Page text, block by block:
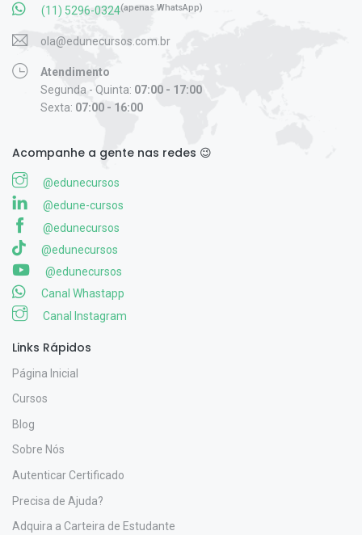
(11) 5296-0324(apenas WhatsApp)
ola@edunecursos.com.br
Atendimento
Segunda - Quinta: 07:00 - 17:00
Sexta: 07:00 - 16:00
Acompanhe a gente nas redes 😉
@edunecursos
@edune-cursos
@edunecursos
@edunecursos
@edunecursos
Canal Whastapp
Canal Instagram
Links Rápidos
Página Inicial
Cursos
Blog
Sobre Nós
Autenticar Certificado
Precisa de Ajuda?
Adquira a Carteira de Estudante